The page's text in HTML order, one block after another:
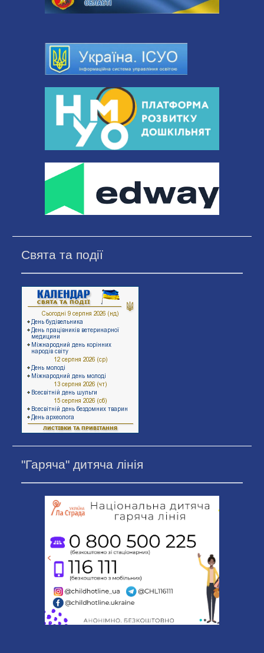
Свята та події
"Гаряча" дитяча лінія